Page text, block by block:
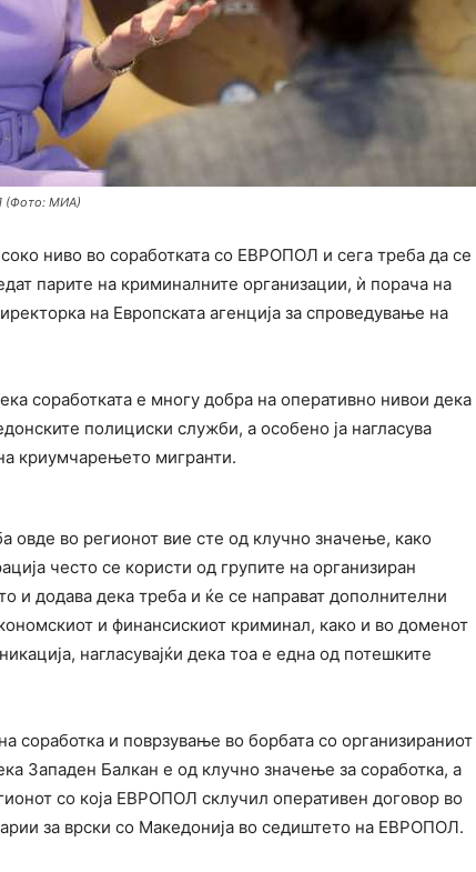
(Фото: МИА)
ниво во соработката со ЕВРОПОЛ и сега треба да се
парите на криминалните организации, ѝ порача на
на Европската агенција за спроведување на
соработката е многу добра на оперативно нивои дека
полициски служби, а особено ја нагласува
криумчарењето мигранти.
овде во регионот вие сте од клучно значење, како
често се користи од групите на организиран
и додава дека треба и ќе се направат дополнителни
и финансискиот криминал, како и во доменот
нагласувајќи дека тоа е една од потешките
соработка и поврзување во борбата со организираниот
Западен Балкан е од клучно значење за соработка, а
со која ЕВРОПОЛ склучил оперативен договор во
за врски со Македонија во седиштето на ЕВРОПОЛ.